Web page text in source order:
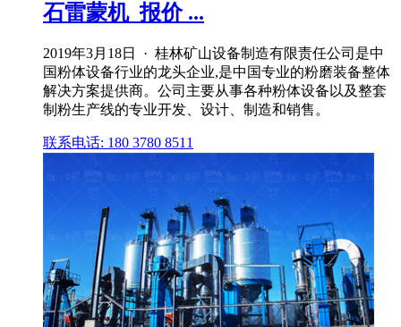
石雷蒙机_报价 ...
2019年3月18日 · 桂林矿山设备制造有限责任公司是中
国粉体设备行业的龙头企业,是中国专业的粉磨装备整体
解决方案提供商。公司主要从事各种粉体设备以及整套
制粉生产线的专业开发、设计、制造和销售。
联系电话: 180 3780 8511